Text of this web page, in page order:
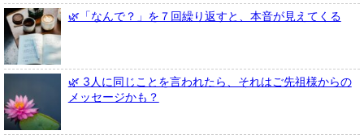
🌿「なんで？」を７回繰り返すと、本音が見えてくる
🌿 3人に同じことを言われたら、それはご先祖様からの
メッセージかも？